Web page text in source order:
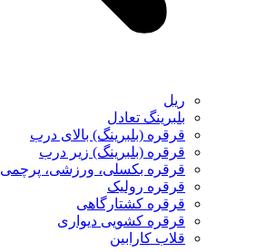
ریل
بلبرینگ تعادل
قرقره (بلبرینگ) بالای درب
قرقره (بلبرینگ) زیر درب
قرقره بکسلی، ورزشی، پرچمی
قرقره رولیک
قرقره کشتارگاهی
قرقره کشویی دیواری
قلاب کارابین